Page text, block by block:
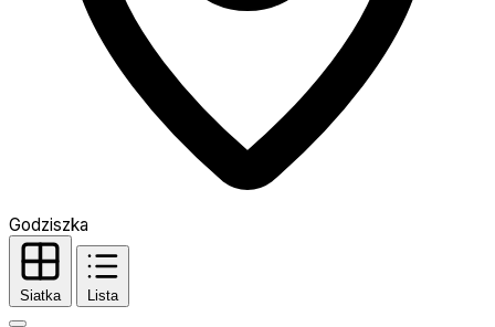
Godziszka
Siatka Lista